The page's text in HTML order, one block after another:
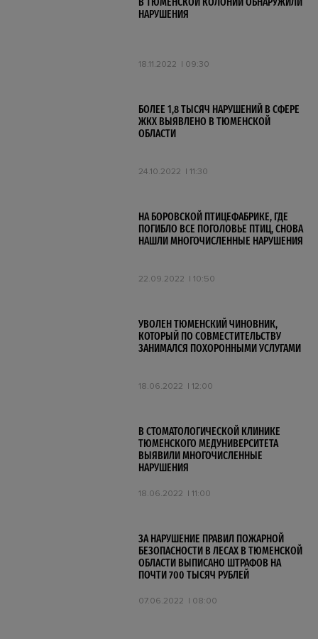
НАРУШЕНИЯ
18.11.2022 09:30
БОЛЕЕ 1,8 ТЫСЯЧ НАРУШЕНИЙ В СФЕРЕ
ЖКХ ВЫЯВЛЕНО В ТЮМЕНСКОЙ
ОБЛАСТИ
24.10.2022 11:30
НА БОРОВСКОЙ ПТИЦЕФАБРИКЕ, ГДЕ
ПОГИБЛО ВСЕ ПОГОЛОВЬЕ ПТИЦ, СНОВА
НАШЛИ МНОГОЧИСЛЕННЫЕ НАРУШЕНИЯ
22.09.2022 10:50
УВОЛЕН ТЮМЕНСКИЙ ЧИНОВНИК,
КОТОРЫЙ ПО СОВМЕСТИТЕЛЬСТВУ
ЗАНИМАЛСЯ ПОХОРОННЫМИ УСЛУГАМИ
18.06.2022 12:00
В СТОМАТОЛОГИЧЕСКОЙ КЛИНИКЕ
ТЮМЕНСКОГО МЕДУНИВЕРСИТЕТА
ВЫЯВИЛИ МНОГОЧИСЛЕННЫЕ
НАРУШЕНИЯ
18.06.2022 11:00
ЗА НАРУШЕНИЕ ПРАВИЛ ПОЖАРНОЙ
БЕЗОПАСНОСТИ В ЛЕСАХ В ТЮМЕНСКОЙ
ОБЛАСТИ ВЫПИСАНО ШТРАФОВ НА
ПОЧТИ 700 ТЫСЯЧ РУБЛЕЙ
07.06.2022 08:00